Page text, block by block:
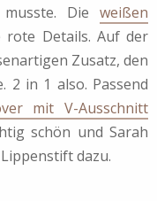
Die weißen
rote Details. Auf der
Zusatz, den
2 in 1 also. Passend
mit V-Ausschnitt
schön und Sarah
dazu.